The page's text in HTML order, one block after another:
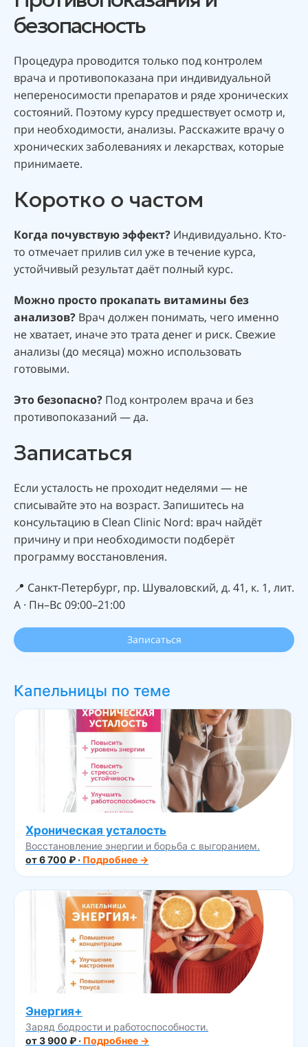
безопасность
Процедура проводится только под контролем
врача и противопоказана при индивидуальной
непереносимости препаратов и ряде хронических
состояний. Поэтому курсу предшествует осмотр и,
при необходимости, анализы. Расскажите врачу о
хронических заболеваниях и лекарствах, которые
принимаете.
Коротко о частом
Когда почувствую эффект? Индивидуально. Кто-
то отмечает прилив сил уже в течение курса,
устойчивый результат даёт полный курс.
Можно просто прокапать витамины без
анализов? Врач должен понимать, чего именно
не хватает, иначе это трата денег и риск. Свежие
анализы (до месяца) можно использовать
готовыми.
Это безопасно? Под контролем врача и без
противопоказаний — да.
Записаться
Если усталость не проходит неделями — не
списывайте это на возраст. Запишитесь на
консультацию в Clean Clinic Nord: врач найдёт
причину и при необходимости подберёт
программу восстановления.
📍 Санкт-Петербург, пр. Шуваловский, д. 41, к. 1, лит.
А · Пн–Вс 09:00–21:00
Записаться
Капельницы по теме
Хроническая усталость
Восстановление энергии и борьба с выгоранием.
от 6 700 ₽ · Подробнее →
Энергия+
Заряд бодрости и работоспособности.
от 3 900 ₽ · Подробнее →